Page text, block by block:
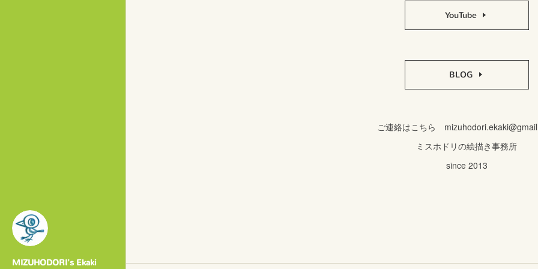
MIZUHODORI's Ekaki
YouTube
BLOG
ご連絡はこちら
ミスホドリの絵描き事務所
since 2013